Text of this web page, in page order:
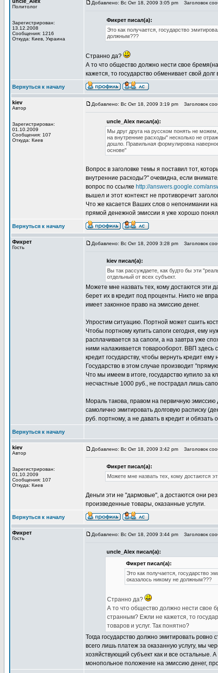
Политолог
Зарегистрирован:
13.12.2008
Сообщения: 1216
Откуда: Киев, Украина
Добавлено: Вс Окт 18, 2009 3:05 pm Заголовок
Фикрет писал(а):
Это как получается, государство
должным???
Странно да?
А то что общество должно нести свое
кажется, то государство обменивает свой
Вернуться к началу
kiev
Автор
Зарегистрирован:
01.10.2009
Сообщения: 107
Откуда: Киев
Добавлено: Вс Окт 18, 2009 3:19 pm Заголовок
uncle_Alex писал(а):
Мы друг друга на русском понять не
на внутренние расходы" несколько не
дошло. Правильная формулировка
основе"
Вопрос в заголовке темы я поставил тот,
внутренние расходы?" очевидна, если
вопрос по ссылке http://answers.google.com/
вышел и этот контекст не противоречит
Что же касается Ваших слов о непонимании
прямой денежной эмиссии я уже хорошо
Вернуться к началу
Фикрет
Гость
Добавлено: Вс Окт 18, 2009 3:28 pm Заголовок
kiev писал(а):
Вы так рассуждаете, как будто бы эти
отдельный от всех субъект.
Можете мне назвать тех, кому достаются эти
берет их в кредит под проценты. Никто не
имеет законное право на эмиссию денег.
Упростим ситуацию. Портной может сшить
Чтобы портному купить сапоги сегодня, ему
расплачивается за сапоги, а на завтра уже
ними налаживается товарооборот. ВВП здесь
кредит государству, чтобы вернуть кредит
Государство в этом случае производит
Что мы имеем в итоге, государство купило за
несчастные 1000 руб., не пострадал лишь
Мораль такова, правом на первичную
самолично эмитировать долговую расписку
руб. портному, а не давать в кредит и обязать
Вернуться к началу
kiev
Автор
Зарегистрирован:
01.10.2009
Сообщения: 107
Откуда: Киев
Добавлено: Вс Окт 18, 2009 3:42 pm Заголовок
Фикрет писал(а):
Можете мне назвать тех, кому достаются
Деньги эти не "дармовые", а достаются они
произведенные товары, оказанные услуги.
Вернуться к началу
Фикрет
Гость
Добавлено: Вс Окт 18, 2009 3:44 pm Заголовок
uncle_Alex писал(а):
Фикрет писал(а):
Это как получается, государство
оказалось никому не должным???
Странно да?
А то что общество должно нести свое
странным? Ежли не кажется, то
товаров и услуг. Так понятно?
Тогда государство должно эмитировать ровно
всего лишь платеж за оказанную услугу, мы
хозяйствующий субъект как и все остальные.
монопольное положение на эмиссию денег,